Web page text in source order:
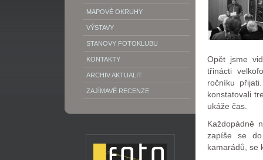
MAPOVÉ OKRUHY
VÝSTAVY
STANOVY FOTOKLUBU
KONTAKTY
ARCHIV AKTUALIT
ZAJÍMAVÉ RECENZE
Opět jsme
třinácti
ročníku
konstatovali
ukáže čas.
Každopádně
zapíše se do
kamarádů, se